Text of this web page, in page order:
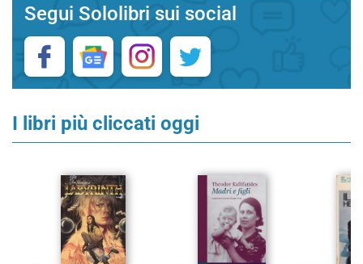
Segui Sololibri sui social
I libri più cliccati oggi